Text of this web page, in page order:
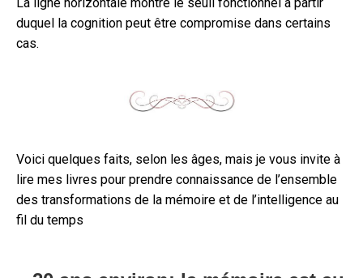
La ligne horizontale montre le seuil fonctionnel à partir
duquel la cognition peut être compromise dans certains
cas.
Voici quelques faits, selon les âges, mais je vous invite à
lire mes livres pour prendre connaissance de l’ensemble
des transformations de la mémoire et de l’intelligence au
fil du temps